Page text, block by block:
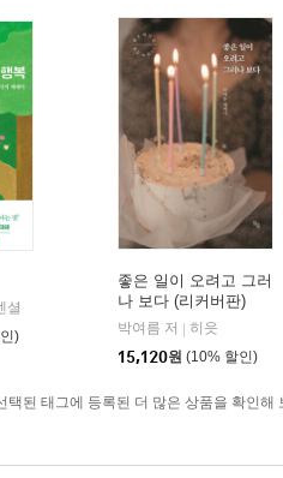
셜
)
좋은 일이 오려고 그러
나 보다 (리커버판)
박여름 저
히읏
15,120원 (10% 할인)
택된 태그에 등록된 더 많은 상품을 확인해